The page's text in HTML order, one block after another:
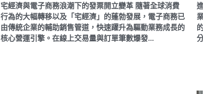
宅經濟與電子商務浪潮下的發票開立變革 隨著全球消費
行為的大幅轉移以及「宅經濟」的蓬勃發展，電子商務已
由傳統企業的輔助銷售管道，快速躍升為驅動業務成長的
核心營運引擎。在線上交易量與訂單筆數爆發...